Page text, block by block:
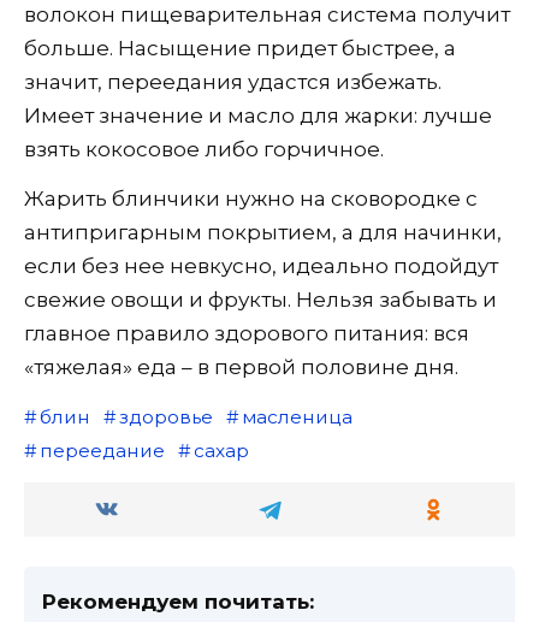
волокон пищеварительная система получит
больше. Насыщение придет быстрее, а
значит, переедания удастся избежать.
Имеет значение и масло для жарки: лучше
взять кокосовое либо горчичное.
Жарить блинчики нужно на сковородке с
антипригарным покрытием, а для начинки,
если без нее невкусно, идеально подойдут
свежие овощи и фрукты. Нельзя забывать и
главное правило здорового питания: вся
«тяжелая» еда – в первой половине дня.
блин здоровье
масленица
переедание
сахар
Рекомендуем почитать: